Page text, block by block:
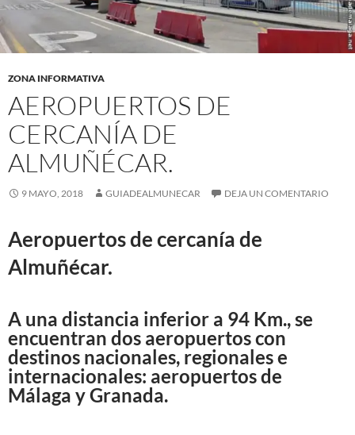
ZONA INFORMATIVA
AEROPUERTOS DE
CERCANÍA DE
ALMUÑÉCAR.
9 MAYO, 2018 GUIADEALMUNECAR DEJA UN COMENTARIO
Aeropuertos de cercanía de
Almuñécar.
A una distancia inferior a 94 Km., se
encuentran dos aeropuertos con
destinos nacionales, regionales e
internacionales: aeropuertos de
Málaga y Granada.